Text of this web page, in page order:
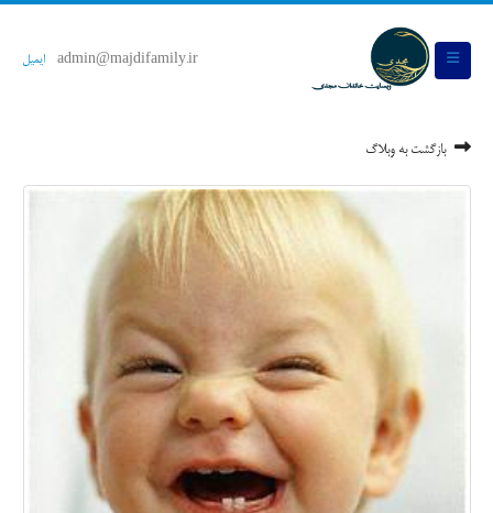
admin@majdifamily.ir ایمیل
بازگشت به وبلاگ